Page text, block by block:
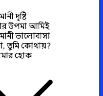
দৃষ্টি
উপমা আমিই
ভালোবাসা
তুমি কোথায়?
হোক